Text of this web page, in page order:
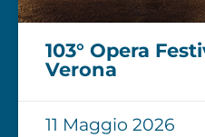
103° Opera
Verona
11 Maggio 2026